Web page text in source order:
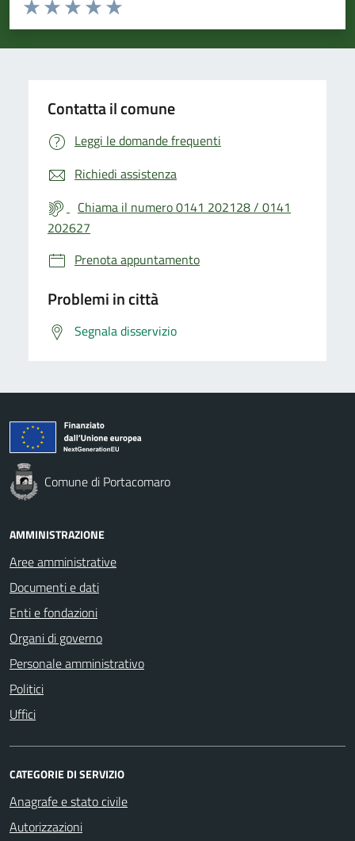
Valuta 5 stelle su 5
Valuta 4 stelle su 5
Valuta 3 stelle su 5
Valuta 2 stelle su 5
Valuta 1 stelle su 5
Contatta il comune
Leggi le domande frequenti
Richiedi assistenza
Chiama il numero 0141 202128 / 0141
202627
Prenota appuntamento
Problemi in città
Segnala disservizio
Comune di Portacomaro
AMMINISTRAZIONE
Aree amministrative
Documenti e dati
Enti e fondazioni
Organi di governo
Personale amministrativo
Politici
Uffici
CATEGORIE DI SERVIZIO
Anagrafe e stato civile
Autorizzazioni